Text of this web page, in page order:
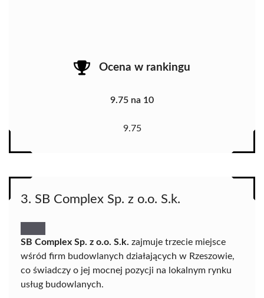
Ocena w rankingu
9.75 na 10
9.75
3. SB Complex Sp. z o.o. S.k.
SB Complex Sp. z o.o. S.k. zajmuje trzecie miejsce
wśród firm budowlanych działających w Rzeszowie,
co świadczy o jej mocnej pozycji na lokalnym rynku
usług budowlanych.